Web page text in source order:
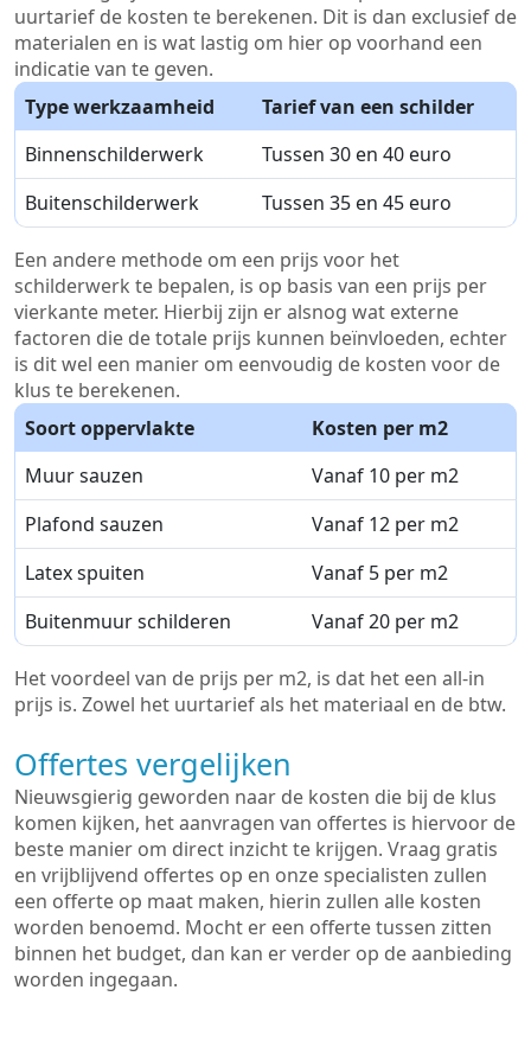
uurtarief de kosten te berekenen. Dit is dan exclusief de
materialen en is wat lastig om hier op voorhand een
indicatie van te geven.
Type werkzaamheid
Tarief van een schilder
Binnenschilderwerk
Tussen 30 en 40 euro
Buitenschilderwerk
Tussen 35 en 45 euro
Een andere methode om een prijs voor het
schilderwerk te bepalen, is op basis van een prijs per
vierkante meter. Hierbij zijn er alsnog wat externe
factoren die de totale prijs kunnen beïnvloeden, echter
is dit wel een manier om eenvoudig de kosten voor de
klus te berekenen.
Soort oppervlakte
Kosten per m2
Muur sauzen
Vanaf 10 per m2
Plafond sauzen
Vanaf 12 per m2
Latex spuiten
Vanaf 5 per m2
Buitenmuur schilderen
Vanaf 20 per m2
Het voordeel van de prijs per m2, is dat het een all-in
prijs is. Zowel het uurtarief als het materiaal en de btw.
Offertes vergelijken
Nieuwsgierig geworden naar de kosten die bij de klus
komen kijken, het aanvragen van offertes is hiervoor de
beste manier om direct inzicht te krijgen. Vraag gratis
en vrijblijvend offertes op en onze specialisten zullen
een offerte op maat maken, hierin zullen alle kosten
worden benoemd. Mocht er een offerte tussen zitten
binnen het budget, dan kan er verder op de aanbieding
worden ingegaan.